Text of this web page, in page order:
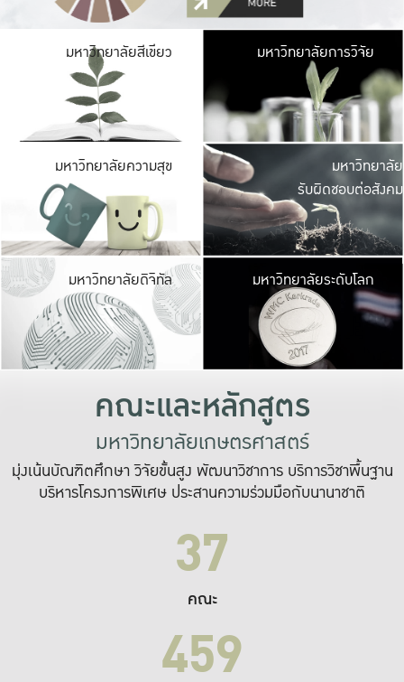
มหาวิทยาลัยสีเขียว มหาวิ
มีพื้นที่เขียวสดใส
เป็นป่าในเมือง เกษต
มหาวิทยาลัยการวิจัย
มหาวิทยาลัยความสุข มหาวิ
ค
เปิดประ
และพบเรื่องราวใ
มหาวิทยาลัย
รับผิดชอบต่อสังคม
มหาวิทยาลัยดิจิทัล มหาวิ
เปลี่ยนแปลง แล
เพื่อทำง
ระบบสารสนเทศ
มหาวิทยาลัยระดับโลก
คณะและหลักสูตร
มหาวิทยาลัยเกษตรศาสตร์
มุ่งเน้นบัณฑิตศึกษา วิจัยขั้นสูง พัฒนาวิชาการ บริการวิชาพื้นฐาน
บริหารโครงการพิเศษ ประสานความร่วมมือกับนานาชาติ
37
คณะ
459